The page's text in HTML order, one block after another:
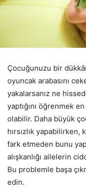
Çocuğunuzu bir
oyuncak arabasını
yakalarsanız ne
yaptığını öğrenmek
olabilir. Daha büyük
hırsızlık
fark etmeden bunu
alışkanlığı ailelerin
Bu problemle başa
edin.